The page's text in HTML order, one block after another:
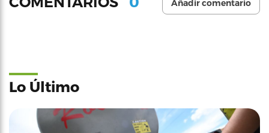
Añadir comentario
Lo Último